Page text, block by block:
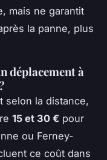
mais ne garantit
la panne, plus
déplacement à
selon la distance,
15 et 30 € pour
ou Ferney-
ce coût dans